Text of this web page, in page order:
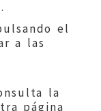
el
a las
la
página